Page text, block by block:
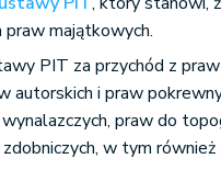
praw majątkowych.
PIT za przychód z
autorskich i praw
praw do
w tym również